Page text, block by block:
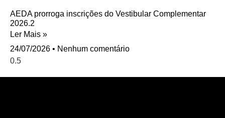
AEDA prorroga inscrições do Vestibular Complementar
2026.2
Ler Mais »
24/07/2026
Nenhum comentário